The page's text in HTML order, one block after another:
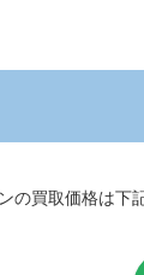
の買取価格は下